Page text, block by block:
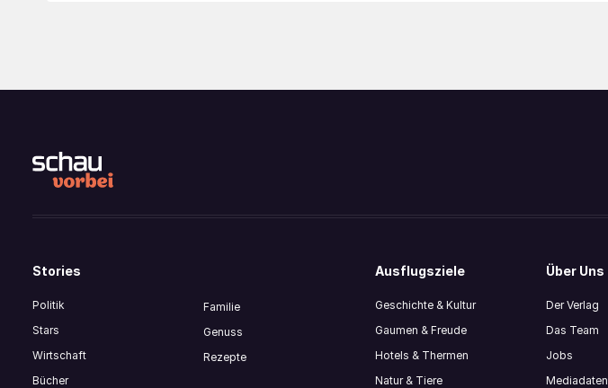
Stories
Politik
Stars
Wirtschaft
Bücher
Familie
Genuss
Rezepte
Ausflugsziele
Geschichte & Kultur
Gaumen & Freude
Hotels & Thermen
Natur & Tiere
Über Uns
Der Verlag
Das Team
Jobs
Mediadaten